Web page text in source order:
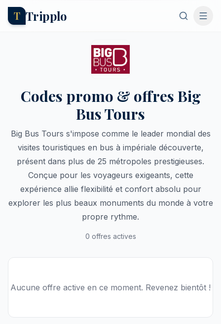
T Tripplo
Codes promo & offres Big
Bus Tours
Big Bus Tours s'impose comme le leader mondial des
visites touristiques en bus à impériale découverte,
présent dans plus de 25 métropoles prestigieuses.
Conçue pour les voyageurs exigeants, cette
expérience allie flexibilité et confort absolu pour
explorer les plus beaux monuments du monde à votre
propre rythme.
0 offres actives
Aucune offre active en ce moment. Revenez bientôt !